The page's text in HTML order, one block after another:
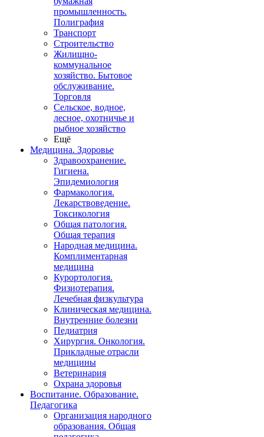
промышленность.
Полиграфия
Транспорт
Строительство
Жилищно-
коммунальное
хозяйство. Бытовое
обслуживание.
Торговля
Сельское, водное,
лесное, охотничье и
рыбное хозяйство
Ещё
Медицина. Здоровье
Здравоохранение.
Гигиена.
Эпидемиология
Фармакология.
Лекарствоведение.
Токсикология
Общая патология.
Общая терапия
Народная медицина.
Комплиментарная
медицина
Курортология.
Физиотерапия.
Лечебная физкультура
Клиническая медицина.
Внутренние болезни
Педиатрия
Хирургия. Онкология.
Прикладные отрасли
медицины
Ветеринария
Охрана здоровья
Воспитание. Образование.
Педагогика
Организация народного
образования. Общая